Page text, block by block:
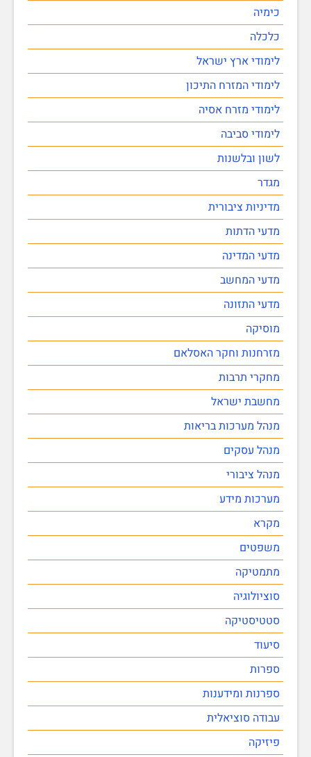
כימיה
כלכלה
לימודי ארץ ישראל
לימודי המזרח התיכון
לימודי מזרח אסיה
לימודי סביבה
לשון ובלשנות
מגדר
מדיניות ציבורית
מדעי הדתות
מדעי המדינה
מדעי המחשב
מדעי התזונה
מוסיקה
מזרחנות וחקר האסלאם
מחקרי תרבות
מחשבת ישראל
מנהל מערכות בריאות
מנהל עסקים
מנהל ציבורי
מערכות מידע
מקרא
משפטים
מתמטיקה
סוציולוגיה
סטטיסטיקה
סיעוד
ספרות
ספרנות ומידענות
עבודה סוציאלית
פיזיקה